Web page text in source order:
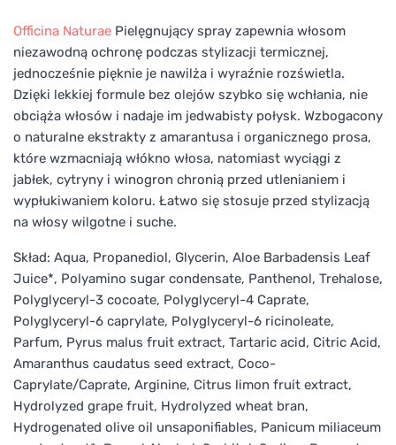
Officina Naturae Pielęgnujący spray zapewnia włosom
niezawodną ochronę podczas stylizacji termicznej,
jednocześnie pięknie je nawilża i wyraźnie rozświetla.
Dzięki lekkiej formule bez olejów szybko się wchłania, nie
obciąża włosów i nadaje im jedwabisty połysk. Wzbogacony
o naturalne ekstrakty z amarantusa i organicznego prosa,
które wzmacniają włókno włosa, natomiast wyciągi z
jabłek, cytryny i winogron chronią przed utlenianiem i
wypłukiwaniem koloru. Łatwo się stosuje przed stylizacją
na włosy wilgotne i suche.
Skład: Aqua, Propanediol, Glycerin, Aloe Barbadensis Leaf
Juice*, Polyamino sugar condensate, Panthenol, Trehalose,
Polyglyceryl-3 cocoate, Polyglyceryl-4 Caprate,
Polyglyceryl-6 caprylate, Polyglyceryl-6 ricinoleate,
Parfum, Pyrus malus fruit extract, Tartaric acid, Citric Acid,
Amaranthus caudatus seed extract, Coco-
Caprylate/Caprate, Arginine, Citrus limon fruit extract,
Hydrolyzed grape fruit, Hydrolyzed wheat bran,
Hydrogenated olive oil unsaponifiables, Panicum miliaceum